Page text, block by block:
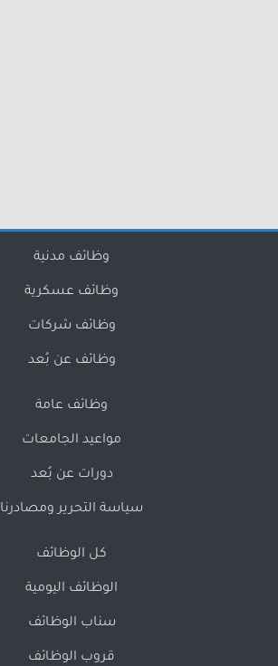
وظائف مدنية
وظائف عسكرية
وظائف شركات
وظائف عن بُعد
وظائف عامة
مواعيد الجامعات
دورات عن بُعد
سياسة التحرير ومصادرنا
كل الوظائف
الوظائف اليومية
سناب الوظائف
قروب الوظائف